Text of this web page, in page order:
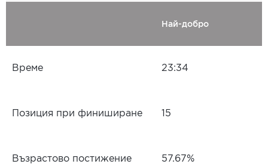
Най-добро
Време 23:34
Позиция при финиширане 15
Възрастово постижение 57.67%